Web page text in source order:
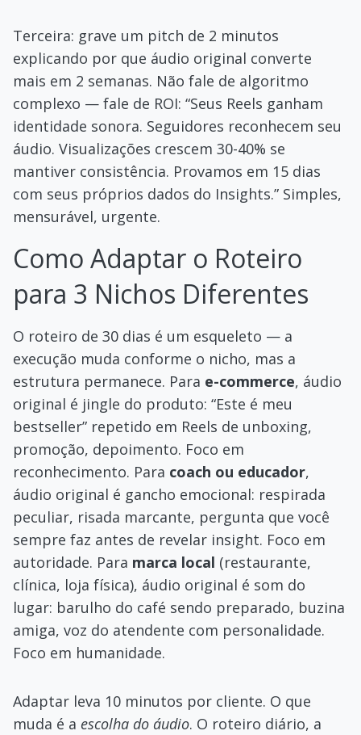
Terceira: grave um pitch de 2 minutos
explicando por que áudio original converte
mais em 2 semanas. Não fale de algoritmo
complexo — fale de ROI: “Seus Reels ganham
identidade sonora. Seguidores reconhecem seu
áudio. Visualizações crescem 30-40% se
mantiver consistência. Provamos em 15 dias
com seus próprios dados do Insights.” Simples,
mensurável, urgente.
Como Adaptar o Roteiro
para 3 Nichos Diferentes
O roteiro de 30 dias é um esqueleto — a
execução muda conforme o nicho, mas a
estrutura permanece. Para e-commerce, áudio
original é jingle do produto: “Este é meu
bestseller” repetido em Reels de unboxing,
promoção, depoimento. Foco em
reconhecimento. Para coach ou educador,
áudio original é gancho emocional: respirada
peculiar, risada marcante, pergunta que você
sempre faz antes de revelar insight. Foco em
autoridade. Para marca local (restaurante,
clínica, loja física), áudio original é som do
lugar: barulho do café sendo preparado, buzina
amiga, voz do atendente com personalidade.
Foco em humanidade.
Adaptar leva 10 minutos por cliente. O que
muda é a escolha do áudio. O roteiro diário, a